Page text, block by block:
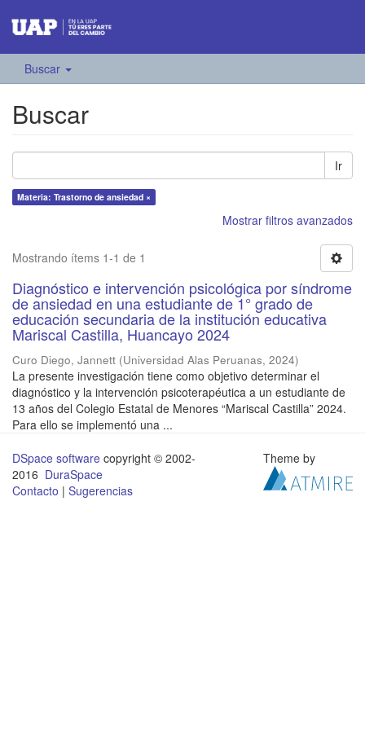
Buscar
Buscar
Ir
Materia: Trastorno de ansiedad ×
Mostrar filtros avanzados
Mostrando ítems 1-1 de 1
Diagnóstico e intervención psicológica por síndrome
de ansiedad en una estudiante de 1° grado de
educación secundaria de la institución educativa
Mariscal Castilla, Huancayo 2024
Curo Diego, Jannett (Universidad Alas Peruanas, 2024)
La presente investigación tiene como objetivo determinar el
diagnóstico y la intervención psicoterapéutica a un estudiante de
13 años del Colegio Estatal de Menores “Mariscal Castilla” 2024.
Para ello se implementó una ...
DSpace software copyright © 2002-
2016 DuraSpace
Contacto | Sugerencias
Theme by